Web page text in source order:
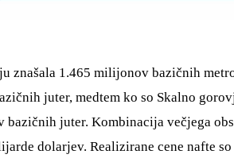
1.465 milijonov bazičnih
juter, medtem ko so Skalno
juter. Kombinacija večjega
dolarjev. Realizirane cene nafte so